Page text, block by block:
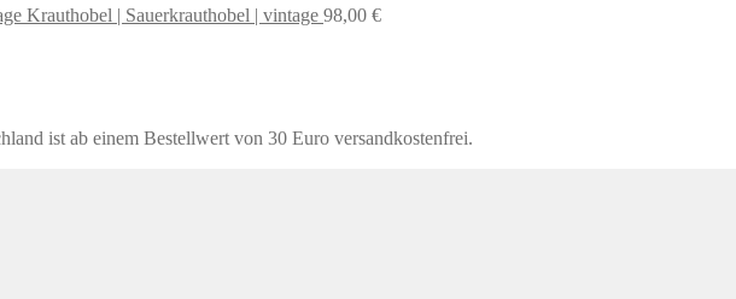
Krauthobel | Sauerkrauthobel | vintage 98,00 €
ist ab einem Bestellwert von 30 Euro versandkostenfrei.